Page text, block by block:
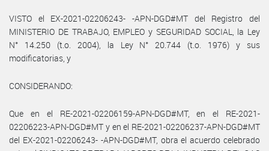
VISTO el EX-2021-02206243- -APN-DGD#MT del Registro del
MINISTERIO DE TRABAJO, EMPLEO y SEGURIDAD SOCIAL, la Ley
N° 14.250 (t.o. 2004), la Ley N° 20.744 (t.o. 1976) y sus
modificatorias, y
CONSIDERANDO:
Que en el RE-2021-02206159-APN-DGD#MT, en el RE-2021-
02206223-APN-DGD#MT y en el RE-2021-02206237-APN-DGD#MT
del EX-2021-02206243- -APN-DGD#MT, obra el acuerdo celebrado